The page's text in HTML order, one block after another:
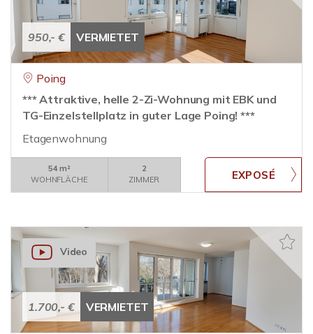
950,- € VERMIETET
Poing
*** Attraktive, helle 2-Zi-Wohnung mit EBK und
TG-Einzelstellplatz in guter Lage Poing! ***
Etagenwohnung
54 m²
WOHNFLÄCHE
2
ZIMMER
1.700,- € VERMIETET
Video